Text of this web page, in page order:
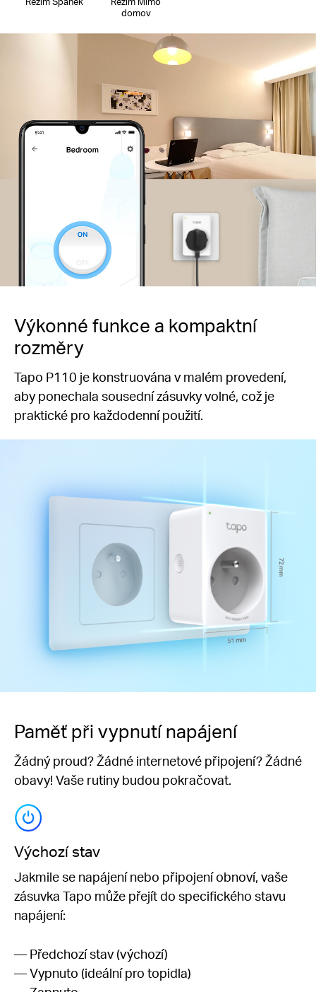
domov
Výkonné funkce a kompaktní
rozměry
Tapo P110 je konstruována v malém provedení,
aby ponechala sousední zásuvky volné, což je
praktické pro každodenní použití.
Paměť při vypnutí napájení
Žádný proud? Žádné internetové připojení? Žádné
obavy! Vaše rutiny budou pokračovat.
Výchozí stav
Jakmile se napájení nebo připojení obnoví, vaše
zásuvka Tapo může přejít do specifického stavu
napájení:
— Předchozí stav (výchozí)
— Vypnuto (ideální pro topidla)